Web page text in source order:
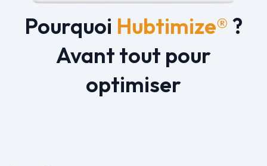
Pourquoi Hubtimize® ?
Avant tout pour
optimiser